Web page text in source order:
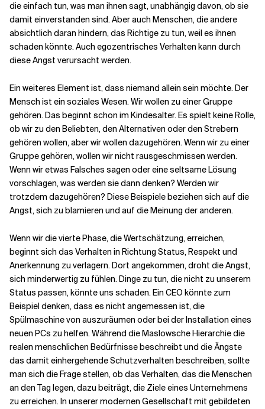
die einfach tun, was man ihnen sagt, unabhängig davon, ob sie
damit einverstanden sind. Aber auch Menschen, die andere
absichtlich daran hindern, das Richtige zu tun, weil es ihnen
schaden könnte. Auch egozentrisches Verhalten kann durch
diese Angst verursacht werden.
Ein weiteres Element ist, dass niemand allein sein möchte. Der
Mensch ist ein soziales Wesen. Wir wollen zu einer Gruppe
gehören. Das beginnt schon im Kindesalter. Es spielt keine Rolle,
ob wir zu den Beliebten, den Alternativen oder den Strebern
gehören wollen, aber wir wollen dazugehören. Wenn wir zu einer
Gruppe gehören, wollen wir nicht rausgeschmissen werden.
Wenn wir etwas Falsches sagen oder eine seltsame Lösung
vorschlagen, was werden sie dann denken? Werden wir
trotzdem dazugehören? Diese Beispiele beziehen sich auf die
Angst, sich zu blamieren und auf die Meinung der anderen.
Wenn wir die vierte Phase, die Wertschätzung, erreichen,
beginnt sich das Verhalten in Richtung Status, Respekt und
Anerkennung zu verlagern. Dort angekommen, droht die Angst,
sich minderwertig zu fühlen. Dinge zu tun, die nicht zu unserem
Status passen, könnte uns schaden. Ein CEO könnte zum
Beispiel denken, dass es nicht angemessen ist, die
Spülmaschine von auszuräumen oder bei der Installation eines
neuen PCs zu helfen. Während die Maslowsche Hierarchie die
realen menschlichen Bedürfnisse beschreibt und die Ängste
das damit einhergehende Schutzverhalten beschreiben, sollte
man sich die Frage stellen, ob das Verhalten, das die Menschen
an den Tag legen, dazu beiträgt, die Ziele eines Unternehmens
zu erreichen. In unserer modernen Gesellschaft mit gebildeten